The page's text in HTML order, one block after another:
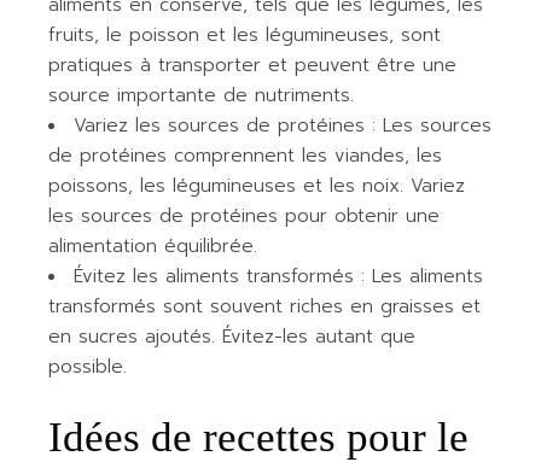
fruits, le poisson et les légumineuses, sont
pratiques à transporter et peuvent être une
source importante de nutriments.
Variez les sources de protéines : Les sources
de protéines comprennent les viandes, les
poissons, les légumineuses et les noix. Variez
les sources de protéines pour obtenir une
alimentation équilibrée.
Évitez les aliments transformés : Les aliments
transformés sont souvent riches en graisses et
en sucres ajoutés. Évitez-les autant que
possible.
Idées de recettes pour le